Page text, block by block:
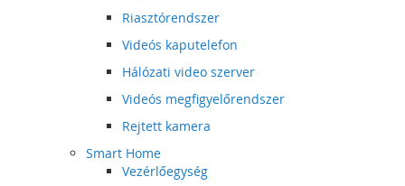
Riasztórendszer
Videós kaputelefon
Hálózati video szerver
Videós megfigyelőrendszer
Rejtett kamera
Smart Home
Vezérlőegység